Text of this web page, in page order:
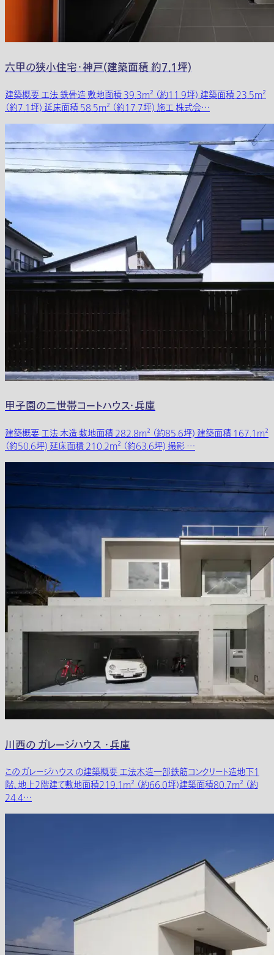
六甲の狭小住宅・神戸(建築面積 約7.1坪)
建築概要 工法 鉄骨造 敷地面積 39.3m² （約11.9坪) 建築面積 23.5m²
（約7.1坪) 延床面積 58.5m² （約17.7坪) 施工 株式会…
甲子園の二世帯コートハウス・兵庫
建築概要 工法 木造 敷地面積 282.8m² （約85.6坪) 建築面積 167.1m²
（約50.6坪) 延床面積 210.2m² （約63.6坪) 撮影 …
川西の ガレージハウス ・兵庫
この ガレージハウス の建築概要 工法木造一部鉄筋コンクリート造地下1
階、地上2階建て敷地面積219.1m² （約66.0坪)建築面積80.7m² （約
24.4…